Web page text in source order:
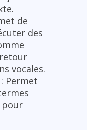
de
des
vocales.
: Permet
pour